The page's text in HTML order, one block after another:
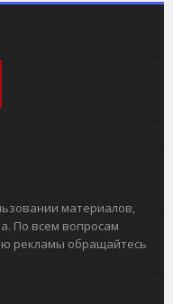
материалов,
По всем вопросам
рекламы обращайтесь